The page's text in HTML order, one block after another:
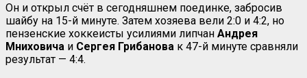
Он и открыл счёт в сегодняшнем поединке, забросив
шайбу на 15-й минуте. Затем хозяева вели 2:0 и 4:2, но
пензенские хоккеисты усилиями липчан Андрея
Мниховича и Сергея Грибанова к 47-й минуте сравняли
результат — 4:4.